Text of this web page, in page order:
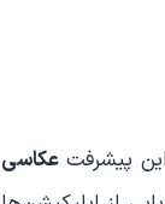
پیشرفتعکاسی